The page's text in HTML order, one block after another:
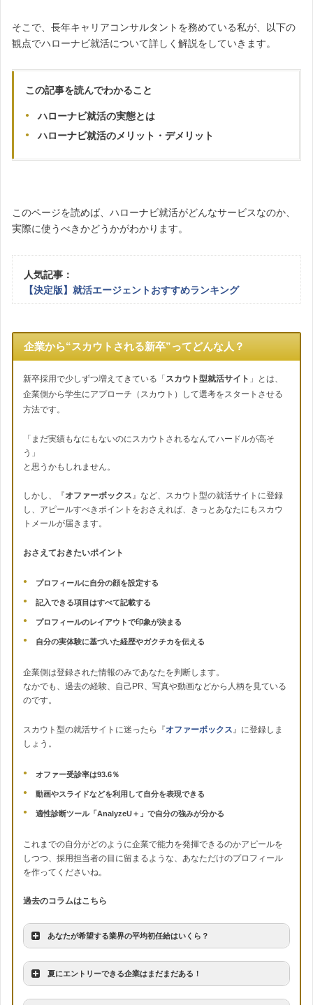
そこで、長年キャリアコンサルタントを務めている私が、以下の
観点でハローナビ就活について詳しく解説をしていきます。
この記事を読んでわかること
ハローナビ就活の実態とは
ハローナビ就活のメリット・デメリット
このページを読めば、ハローナビ就活がどんなサービスなのか、
実際に使うべきかどうかがわかります。
人気記事：
【決定版】就活エージェントおすすめランキング
企業から“スカウトされる新卒”ってどんな人？
新卒採用で少しずつ増えてきている「 スカウト型就活サイト 」とは、
企業側から学生にアプローチ（スカウト）して選考をスタートさせる
方法です。
「まだ実績もなにもないのにスカウトされるなんてハードルが高そ
う」
と思うかもしれません。
しかし、『オファーボックス』など、スカウト型の就活サイトに登録
し、アピールすべきポイントをおさえれば、きっとあなたにもスカウ
トメールが届きます。
おさえておきたいポイント
プロフィールに自分の顔を設定する
記入できる項目はすべて記載する
プロフィールのレイアウトで印象が決まる
自分の実体験に基づいた経歴やガクチカを伝える
企業側は登録された情報のみであなたを判断します。
なかでも、過去の経験、自己PR、写真や動画などから人柄を見ている
のです。
スカウト型の就活サイトに迷ったら『オファーボックス』に登録しま
しょう。
オファー受診率は93.6％
動画やスライドなどを利用して自分を表現できる
適性診断ツール「AnalyzeU＋」で自分の強みが分かる
これまでの自分がどのように企業で能力を発揮できるのかアピールを
しつつ、採用担当者の目に留まるような、あなただけのプロフィール
を作ってくださいね。
過去のコラムはこちら
あなたが希望する業界の平均初任給はいくら？
夏にエントリーできる企業はまだまだある！